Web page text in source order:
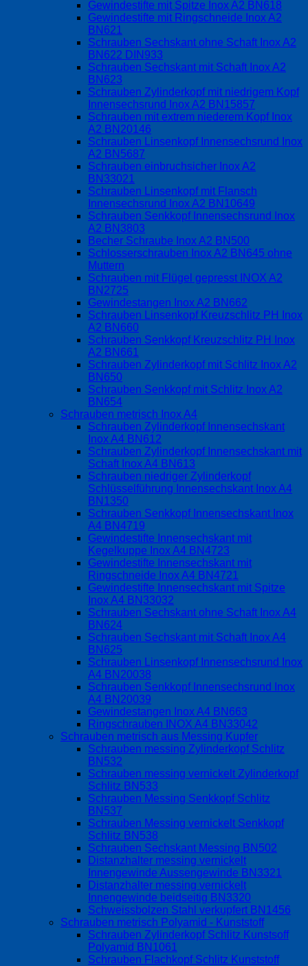
Gewindestifte mit Spitze Inox A2 BN618
Gewindestifte mit Ringschneide Inox A2
BN621
Schrauben Sechskant ohne Schaft Inox A2
BN622 DIN933
Schrauben Sechskant mit Schaft Inox A2
BN623
Schrauben Zylinderkopf mit niedrigem Kopf
Innensechsrund Inox A2 BN15857
Schrauben mit extrem niederem Kopf Inox
A2 BN20146
Schrauben Linsenkopf Innensechsrund Inox
A2 BN5687
Schrauben einbruchsicher Inox A2
BN33021
Schrauben Linsenkopf mit Flansch
Innensechsrund Inox A2 BN10649
Schrauben Senkkopf Innensechsrund Inox
A2 BN3803
Becher Schraube Inox A2 BN500
Schlosserschrauben Inox A2 BN645 ohne
Muttern
Schrauben mit Flügel gepresst INOX A2
BN2725
Gewindestangen Inox A2 BN662
Schrauben Linsenkopf Kreuzschlitz PH Inox
A2 BN660
Schrauben Senkkopf Kreuzschlitz PH Inox
A2 BN661
Schrauben Zylinderkopf mit Schlitz Inox A2
BN650
Schrauben Senkkopf mit Schlitz Inox A2
BN654
Schrauben metrisch Inox A4
Schrauben Zylinderkopf Innensechskant
Inox A4 BN612
Schrauben Zylinderkopf Innensechskant mit
Schaft Inox A4 BN613
Schrauben niedriger Zylinderkopf
Schlüsselführung Innensechskant Inox A4
BN1350
Schrauben Senkkopf Innensechskant Inox
A4 BN4719
Gewindestifte Innensechskant mit
Kegelkuppe Inox A4 BN4723
Gewindestifte Innensechskant mit
Ringschneide Inox A4 BN4721
Gewindestifte Innensechskant mit Spitze
Inox A4 BN33032
Schrauben Sechskant ohne Schaft Inox A4
BN624
Schrauben Sechskant mit Schaft Inox A4
BN625
Schrauben Linsenkopf Innensechsrund Inox
A4 BN20038
Schrauben Senkkopf Innensechsrund Inox
A4 BN20039
Gewindestangen Inox A4 BN663
Ringschrauben INOX A4 BN33042
Schrauben metrisch aus Messing Kupfer
Schrauben messing Zylinderkopf Schlitz
BN532
Schrauben messing vernickelt Zylinderkopf
Schlitz BN533
Schrauben Messing Senkkopf Schlitz
BN537
Schrauben Messing vernickelt Senkkopf
Schlitz BN538
Schrauben Sechskant Messing BN502
Distanzhalter messing vernickelt
Innengewinde Aussengewinde BN3321
Distanzhalter messing vernickelt
Innengewinde beidseitig BN3320
Schweissbolzen Stahl verkupfert BN1456
Schrauben metrisch Polyamid - Kunststoff
Schrauben Zylinderkopf Schlitz Kunstsoff
Polyamid BN1061
Schrauben Flachkopf Schlitz Kunststoff